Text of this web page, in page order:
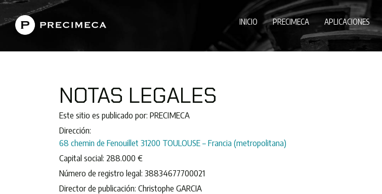
INICIO PRECIMECA APLICACIONES
NOTAS LEGALES
Este sitio es publicado por: PRECIMECA
Dirección:
68 chemin de Fenouillet 31200 TOULOUSE – Francia (metropolitana)
Capital social: 288.000 €
Número de registro legal: 38834677700021
Director de publicación: Christophe GARCIA